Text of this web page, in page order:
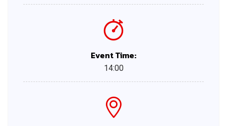
Event Time:
14:00